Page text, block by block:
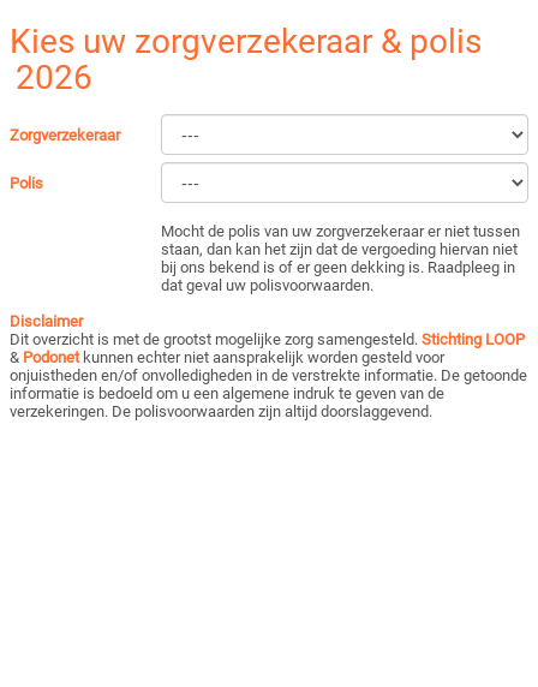
Kies uw zorgverzekeraar & polis
2026
Zorgverzekeraar
Polis
Mocht de polis van uw zorgverzekeraar er niet tussen
staan, dan kan het zijn dat de vergoeding hiervan niet
bij ons bekend is of er geen dekking is. Raadpleeg in
dat geval uw polisvoorwaarden.
Disclaimer
Dit overzicht is met de grootst mogelijke zorg samengesteld. Stichting LOOP
& Podonetkunnen echter niet aansprakelijk worden gesteld voor
onjuistheden en/of onvolledigheden in de verstrekte informatie. De getoonde
informatie is bedoeld om u een algemene indruk te geven van de
verzekeringen. De polisvoorwaarden zijn altijd doorslaggevend.